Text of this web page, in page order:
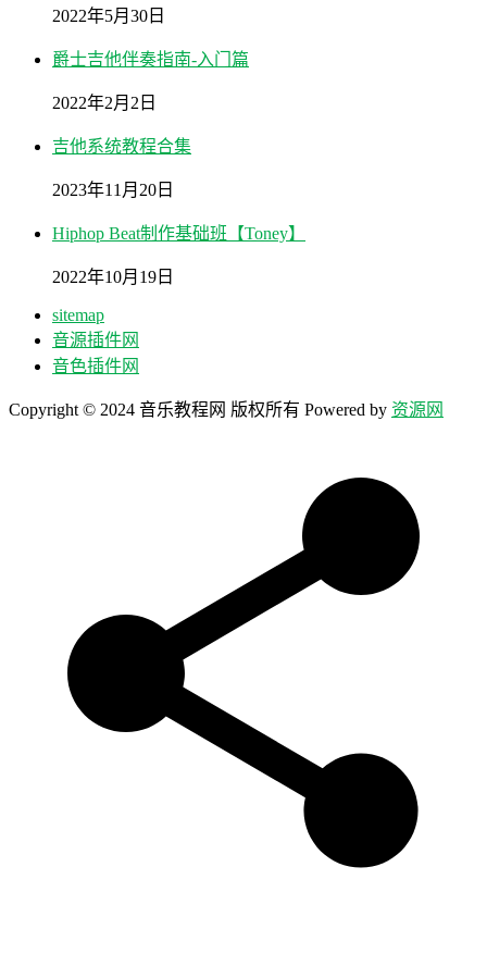
2022年5月30日
爵士吉他伴奏指南-入门篇
2022年2月2日
吉他系统教程合集
2023年11月20日
Hiphop Beat制作基础班【Toney】
2022年10月19日
sitemap
音源插件网
音色插件网
Copyright © 2024 音乐教程网 版权所有 Powered by 资源网